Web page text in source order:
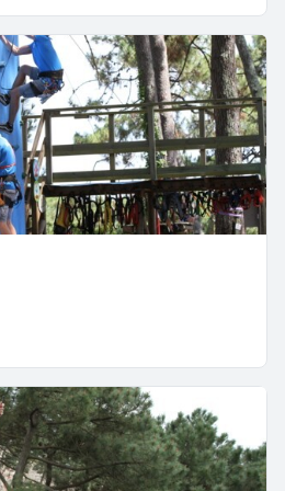
de la plage – 40600 BISCARROSSE
PLAGE
;contact@biscaventure.fr
des cookies
j'accepte
je refuse